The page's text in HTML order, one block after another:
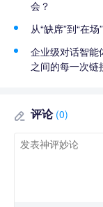
会？
从“缺席”到“在
企业级对话智能
之间的每一次链
评论 (0)